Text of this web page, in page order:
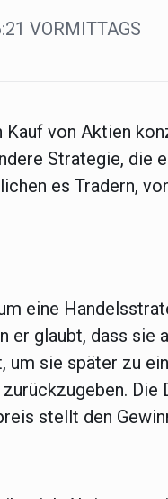
VORMITTAGS
von Aktien
Strategie, die
es Tradern,
eine
er glaubt, dass sie
um sie später zu
stellt den